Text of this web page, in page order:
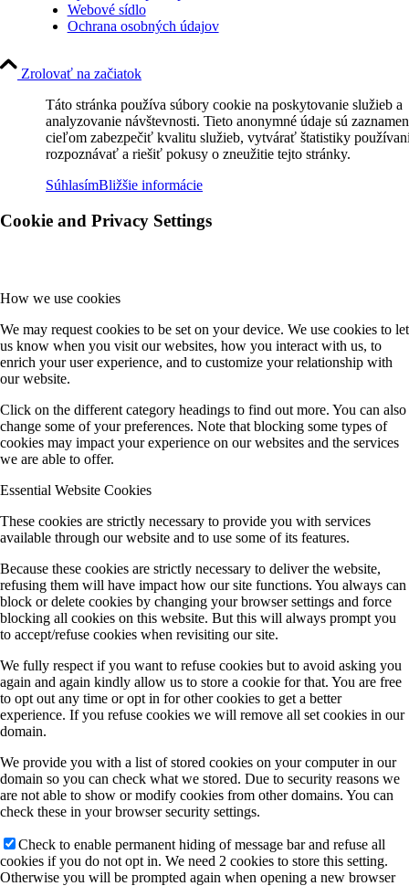
Webové sídlo
Ochrana osobných údajov
Zrolovať na začiatok
Táto stránka používa súbory cookie na poskytovanie služieb a
analyzovanie návštevnosti. Tieto anonymné údaje sú
cieľom zabezpečiť kvalitu služieb, vytvárať štatistiky
rozpoznávať a riešiť pokusy o zneužitie tejto stránky.
SúhlasímBližšie informácie
Cookie and Privacy Settings
How we use cookies
We may request cookies to be set on your device. We use cookies to let
us know when you visit our websites, how you interact with us, to
enrich your user experience, and to customize your relationship with
our website.
Click on the different category headings to find out more. You can also
change some of your preferences. Note that blocking some types of
cookies may impact your experience on our websites and the services
we are able to offer.
Essential Website Cookies
These cookies are strictly necessary to provide you with services
available through our website and to use some of its features.
Because these cookies are strictly necessary to deliver the website,
refusing them will have impact how our site functions. You always can
block or delete cookies by changing your browser settings and force
blocking all cookies on this website. But this will always prompt you
to accept/refuse cookies when revisiting our site.
We fully respect if you want to refuse cookies but to avoid asking you
again and again kindly allow us to store a cookie for that. You are free
to opt out any time or opt in for other cookies to get a better
experience. If you refuse cookies we will remove all set cookies in our
domain.
We provide you with a list of stored cookies on your computer in our
domain so you can check what we stored. Due to security reasons we
are not able to show or modify cookies from other domains. You can
check these in your browser security settings.
Check to enable permanent hiding of message bar and refuse all
cookies if you do not opt in. We need 2 cookies to store this setting.
Otherwise you will be prompted again when opening a new browser